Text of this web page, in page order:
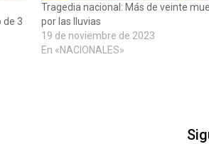
de 3
Tragedia nacional: Más de veinte
por las lluvias
19 de noviembre de 2023
En «NACIONALES»